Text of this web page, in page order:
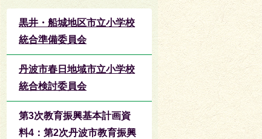
黒井・船城地区市立小学校
統合準備委員会
丹波市春日地域市立小学校
統合検討委員会
第3次教育振興基本計画資
料4：第2次丹波市教育振興